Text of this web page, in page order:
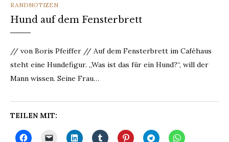
CATEGORIES
RANDNOTIZEN
Hund auf dem Fensterbrett
// von Boris Pfeiffer // Auf dem Fensterbrett im Caféhaus
steht eine Hundefigur. „Was ist das für ein Hund?“, will der
Mann wissen. Seine Frau…
TEILEN MIT: